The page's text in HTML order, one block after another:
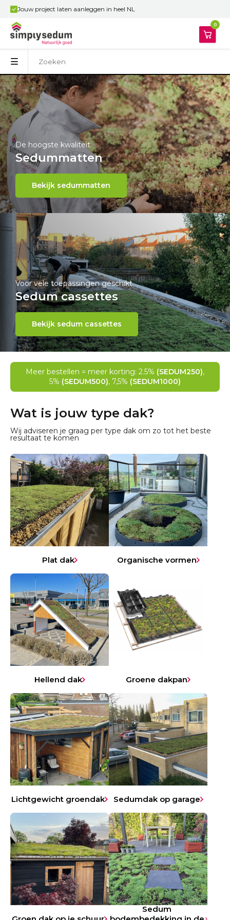
Jouw project laten aanleggen in heel NL
0
De hoogste kwaliteit
Sedummatten
Bekijk sedummatten
Voor vele toepassingen geschikt
Sedum cassettes
Bekijk sedum cassettes
Meer bestellen = meer korting: 2.5% (SEDUM250),
5% (SEDUM500), 7,5% (SEDUM1000)
Wat is jouw type dak?
Wij adviseren je graag per type dak om zo tot het beste
resultaat te komen
Plat dak Organische vormen
Hellend dak Groene dakpan
Lichtgewicht groendak Sedumdak op garage
Sedum